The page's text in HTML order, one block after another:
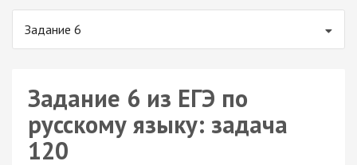
Задание 6
Задание 6 из ЕГЭ по
русскому языку: задача
120